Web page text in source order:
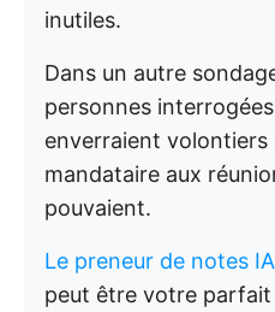
inutiles.
Dans un autre
personnes
enverraient volontiers
mandataire aux
pouvaient.
Le preneur de notes
peut être votre